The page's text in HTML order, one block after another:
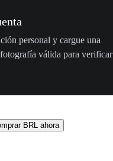
personal y cargue una
válida para verificar
BRL ahora